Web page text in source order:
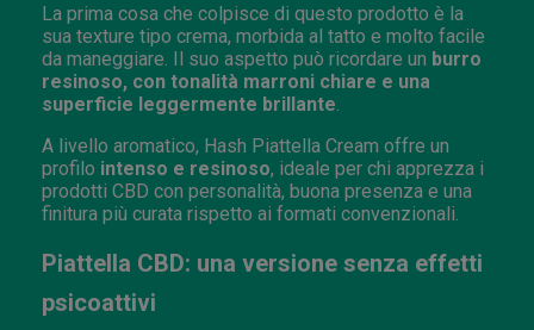
La prima cosa che colpisce di questo prodotto è la
sua texture tipo crema, morbida al tatto e molto facile
da maneggiare. Il suo aspetto può ricordare un burro
resinoso, con tonalità marroni chiare e una
superficie leggermente brillante
A livello aromatico, Hash Piattella Cream offre un
profilo intenso e resinoso, ideale per chi apprezza i
prodotti CBD con personalità, buona presenza e una
finitura più curata rispetto ai formati convenzionali.
Piattella CBD: una versione senza effetti
psicoattivi